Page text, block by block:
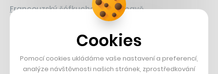
Francouzský šéfkuchař na Šumavě
Bomma není tichá
Cookies
Pomocí cookies ukládáme vaše nastavení a preferencí,
analýze návštěvnosti našich stránek, zprostředkování